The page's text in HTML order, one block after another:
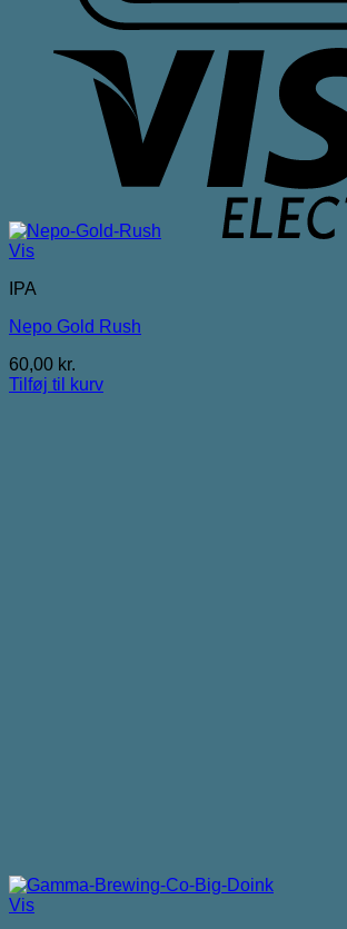
Vis
IPA
Nepo Gold Rush
60,00 kr.
Tilføj til kurv
Vis